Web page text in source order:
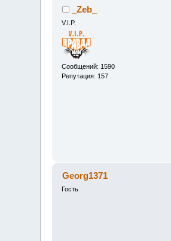
_Zeb_
V.I.P.
Сообщений: 1590
Репутация: 157
Georg1371
Гость